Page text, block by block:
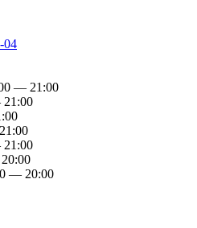
04
— 21:00
— 20:00